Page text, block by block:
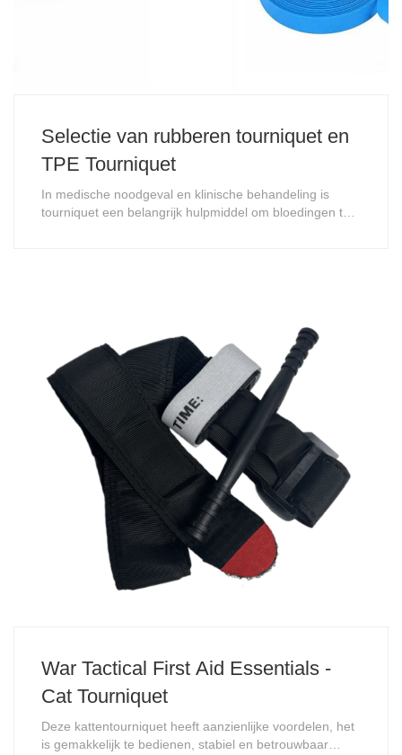
Selectie van rubberen tourniquet en
TPE Tourniquet
In medische noodgeval en klinische behandeling is
tourniquet een belangrijk hulpmiddel om bloedingen te
War Tactical First Aid Essentials -
Cat Tourniquet
Deze kattentourniquet heeft aanzienlijke voordelen, het
is gemakkelijk te bedienen, stabiel en betrouwbaar